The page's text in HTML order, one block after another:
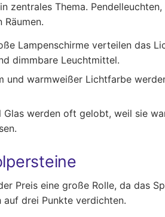
zentrales Thema.
Lampenschirme verteilen das
dimmbare Leuchtmittel.
und warmweißer Lichtfarbe
Glas werden oft gelobt, weil sie
Preis eine große Rolle, da das
auf drei Punkte verdichten.